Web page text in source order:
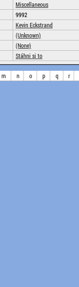
Miscellaneous
9992
Kevin Eckstrand
(Unknown)
(None)
Stáhni si to
m n o p q r